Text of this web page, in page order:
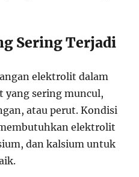
Sering Terjadi
elektrolit dalam
yang sering muncul,
atau perut. Kondisi
elektrolit
dan kalsium untuk